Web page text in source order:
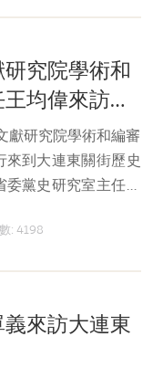
究院學術和
均偉來訪大
獻研究院學術和編審
來到大連東關街歷史
黨史研究室主任高
街項目合伙人李俊
: 4198
來訪大連東